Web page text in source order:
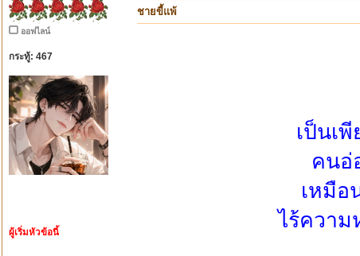
ออฟไลน์
กระทู้: 467
ผู้เริ่มหัวข้อนี้
ชายขี้แพ้
เป็นเ
คนอ่
เหมือ
ไร้ความ